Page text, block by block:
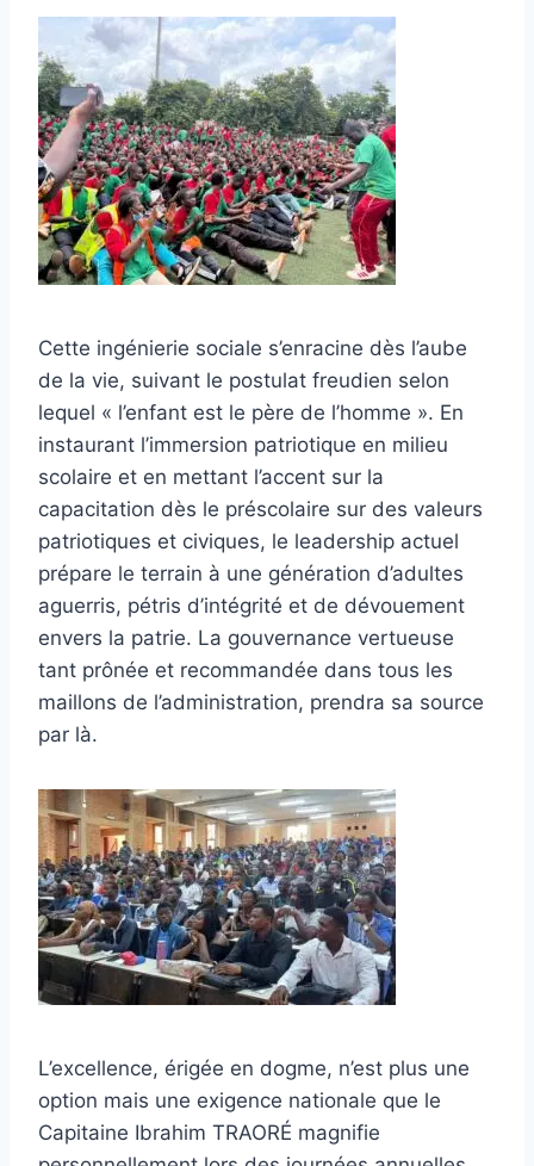
Cette ingénierie sociale s’enracine dès l’aube
de la vie, suivant le postulat freudien selon
lequel « l’enfant est le père de l’homme ». En
instaurant l’immersion patriotique en milieu
scolaire et en mettant l’accent sur la
capacitation dès le préscolaire sur des valeurs
patriotiques et civiques, le leadership actuel
prépare le terrain à une génération d’adultes
aguerris, pétris d’intégrité et de dévouement
envers la patrie. La gouvernance vertueuse
tant prônée et recommandée dans tous les
maillons de l’administration, prendra sa source
par là.
L’excellence, érigée en dogme, n’est plus une
option mais une exigence nationale que le
Capitaine Ibrahim TRAORÉ magnifie